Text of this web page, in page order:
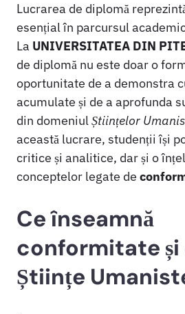
Lucrarea de diplomă
esențial în parcursul
La UNIVERSITATEA DIN
de diplomă nu este doar o
oportunitate de a demonstra
acumulate și de a aprofunda
din domeniulȘtiințelor
această lucrare, studenții își
critice și analitice, dar și o
conceptelor legate de
Ce înseamnă
conformitate și
Științe